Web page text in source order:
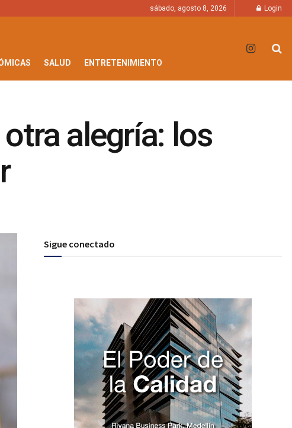
sábado, agosto 8, 2026 Login
SALUD ENTRETENIMIENTO
alegría: los
Sigue conectado